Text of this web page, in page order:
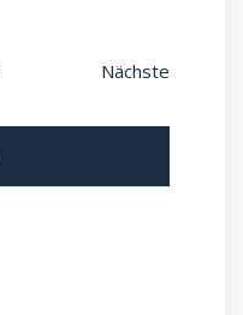
Nächste